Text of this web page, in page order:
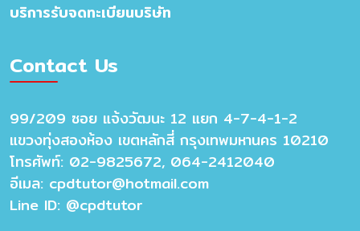
บริการรับจดทะเบียนบริษัท
Contact Us
99/209 ซอย แจ้งวัฒนะ 12 แยก 4-7-4-1-2
แขวงทุ่งสองห้อง เขตหลักสี่ กรุงเทพมหานคร 10210
โทรศัพท์: 02-9825672, 064-2412040
อีเมล: cpdtutor@hotmail.com
Line ID: @cpdtutor